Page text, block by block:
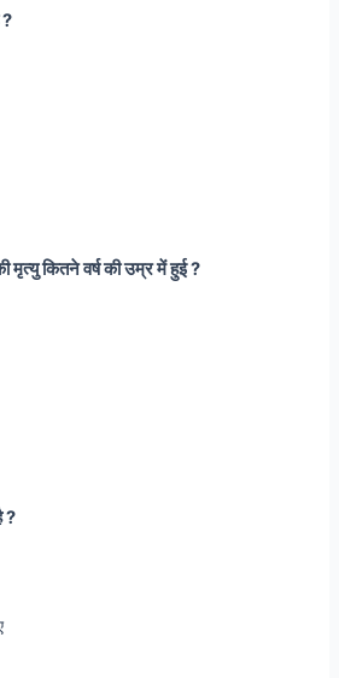
?
मृत्यु कितने वर्ष की उम्र में हुई ?
?